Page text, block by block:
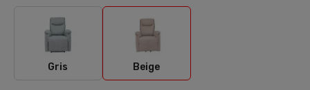
Gris
Gris
Beige
Beige